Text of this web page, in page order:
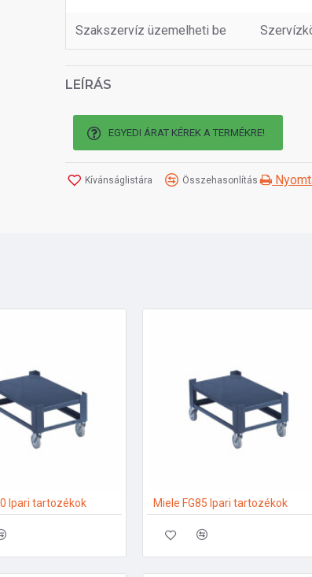
Szakszervíz üzemelheti be
LEÍRÁS
EGYEDI ÁRAT KÉREK A TERMÉKRE!
Kívánságlistára Összehasonlítás
Ipari tartozékok Miele FG85 Ipari tartozékok